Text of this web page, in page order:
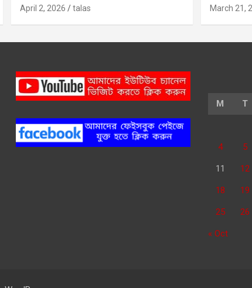
April 2, 2026 talas March 21,
M T
4 5
11 12
18 19
25 26
« Oct